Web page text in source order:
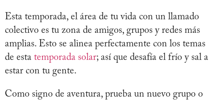
Esta temporada, el área de tu vida con un llamado
colectivo es tu zona de amigos, grupos y redes más
amplias. Esto se alinea perfectamente con los temas
de esta temporada solar; así que desafía el frío y sal a
estar con tu gente.
Como signo de aventura, prueba un nuevo grupo o